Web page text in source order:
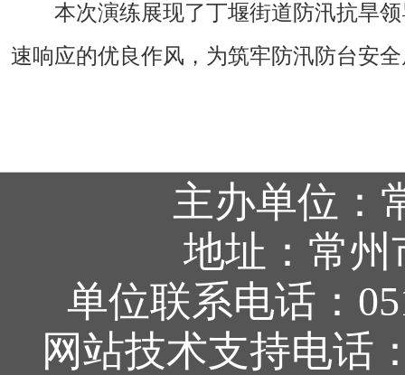
本次演练展现了丁堰街道防汛抗旱
速响应的优良作风，为筑牢防汛防台安
主办单位：
地址：常州
单位联系电话：
网站技术支持电话